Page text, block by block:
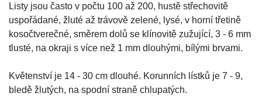
Listy jsou často v počtu 100 až 200, hustě střechovitě
uspořádané, žluté až trávově zelené, lysé, v horní třetině
kosočtverečné, směrem dolů se klínovitě zužující, 3 - 6 mm
tlusté, na okraji s více než 1 mm dlouhými, bílými brvami.
Květenství je 14 - 30 cm dlouhé. Korunních lístků je 7 - 9,
bledě žlutých, na spodní straně chlupatých.